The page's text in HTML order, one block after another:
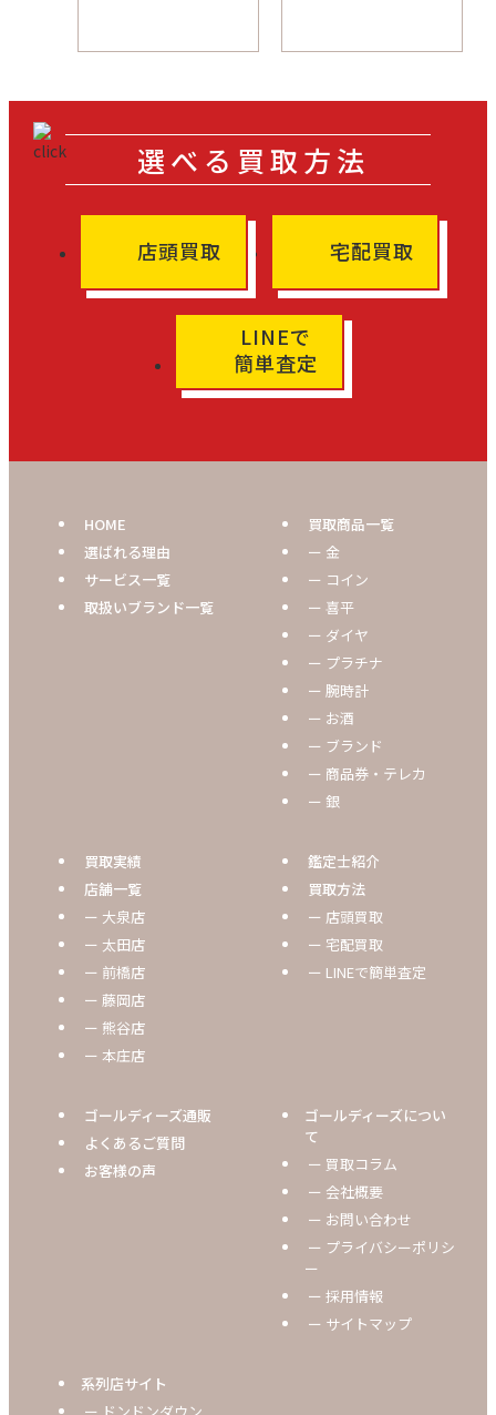
選べる買取方法
店頭買取 宅配買取
LINEで
簡単査定
HOME
選ばれる理由
サービス一覧
取扱いブランド一覧
買取商品一覧
ー 金
ー コイン
ー 喜平
ー ダイヤ
ー プラチナ
ー 腕時計
ー お酒
ー ブランド
ー 商品券・テレカ
ー 銀
買取実績
店舗一覧
ー 大泉店
ー 太田店
ー 前橋店
ー 藤岡店
ー 熊谷店
ー 本庄店
鑑定士紹介
買取方法
ー 店頭買取
ー 宅配買取
ー LINEで簡単査定
ゴールディーズ通販
よくあるご質問
お客様の声
ゴールディーズについ
て
ー 買取コラム
ー 会社概要
ー お問い合わせ
ー プライバシーポリシ
ー
ー 採用情報
ー サイトマップ
系列店サイト